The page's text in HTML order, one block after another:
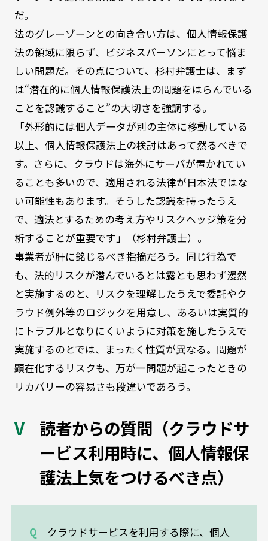
だ。
法のグレーゾーンとの向き合い方は、個人情報保護
法の領域に限らず、ビジネスパーソンにとって悩ま
しい問題だ。その点について、杉村弁護士は、まず
は“潜在的に個人情報保護法上の問題をはらんでいる
ことを認識すること”の大切さを強調する。
「外形的には個人データが別の主体に移動している
以上、個人情報保護法上の検討はあって然るべきで
す。さらに、クラウドは海外にサーバが置かれてい
ることも多いので、適用される法律が日本法ではな
い可能性もあります。そうした認識を持ったうえ
で、適法とするための考え方やリスクヘッジ策を分
析することが重要です」（杉村弁護士）。
事業者が肝に銘じるべき指摘だろう。同じ行為で
も、法的リスクが潜んでいるとは露とも思わず漫然
と実施するのと、リスクを理解したうえで委託やク
ラウド例外等のロジックを用意し、あるいは実質的
にトラブルとなりにくいように対策を施したうえで
実施するのとでは、まったく性質が異なる。問題が
顕在化するリスクも、万が一問題が起こったときの
リカバリーの容易さも段違いであろう。
読者からの質問（クラウドサ
ービス利用時に、個人情報保
護法上気をつけるべき点）
Q クラウドサービスを利用する際に、個人